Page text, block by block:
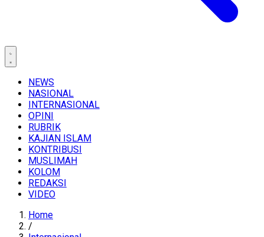
NEWS
NASIONAL
INTERNASIONAL
OPINI
RUBRIK
KAJIAN ISLAM
KONTRIBUSI
MUSLIMAH
KOLOM
REDAKSI
VIDEO
Home
/